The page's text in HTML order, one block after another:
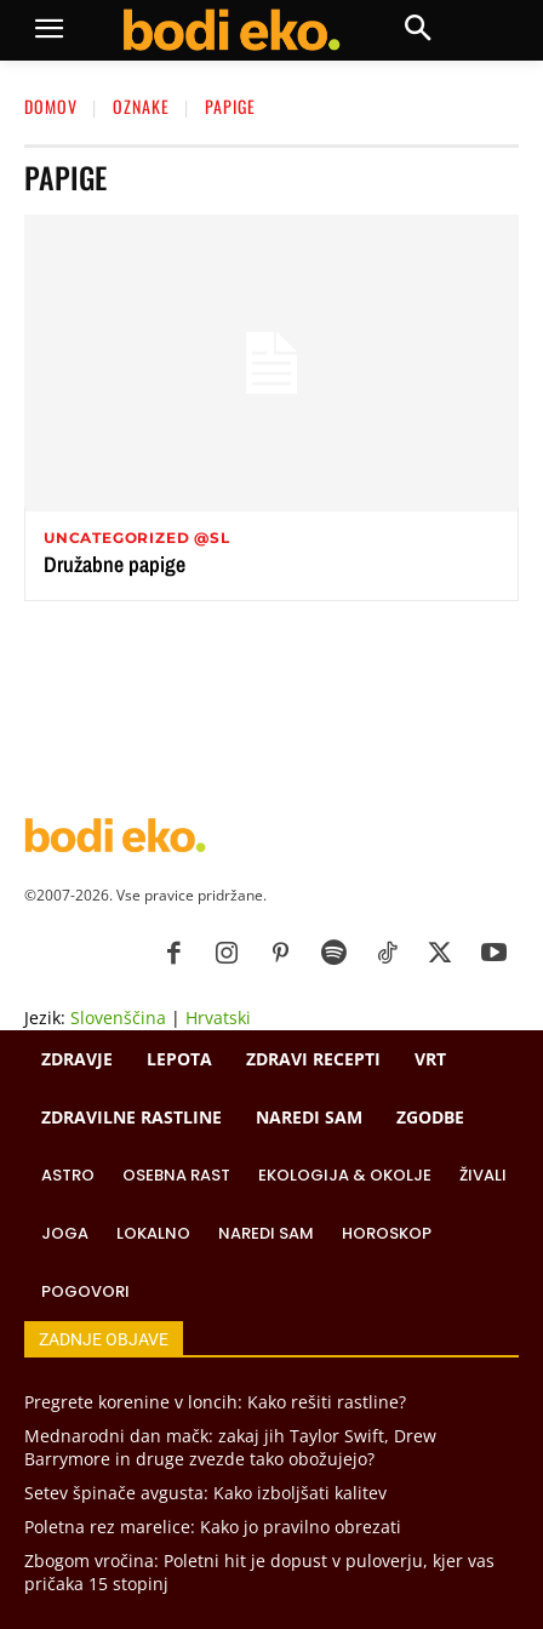
DOMOV OZNAKE PAPIGE
PAPIGE
UNCATEGORIZED @SL
Družabne papige
©2007-2026. Vse pravice pridržane.
Jezik: Slovenščina | Hrvatski
ZDRAVJE
LEPOTA ZDRAVI RECEPTI VRT
ZDRAVILNE RASTLINE NAREDI SAM ZGODBE
ASTRO OSEBNA RAST EKOLOGIJA & OKOLJE ŽIVALI
JOGA LOKALNO NAREDI SAM HOROSKOP
POGOVORI
ZADNJE OBJAVE
Pregrete korenine v loncih: Kako rešiti rastline?
Mednarodni dan mačk: zakaj jih Taylor Swift, Drew
Barrymore in druge zvezde tako obožujejo?
Setev špinače avgusta: Kako izboljšati kalitev
Poletna rez marelice: Kako jo pravilno obrezati
Zbogom vročina: Poletni hit je dopust v puloverju, kjer vas
pričaka 15 stopinj